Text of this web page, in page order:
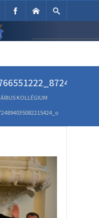
KOLLÉGIUM